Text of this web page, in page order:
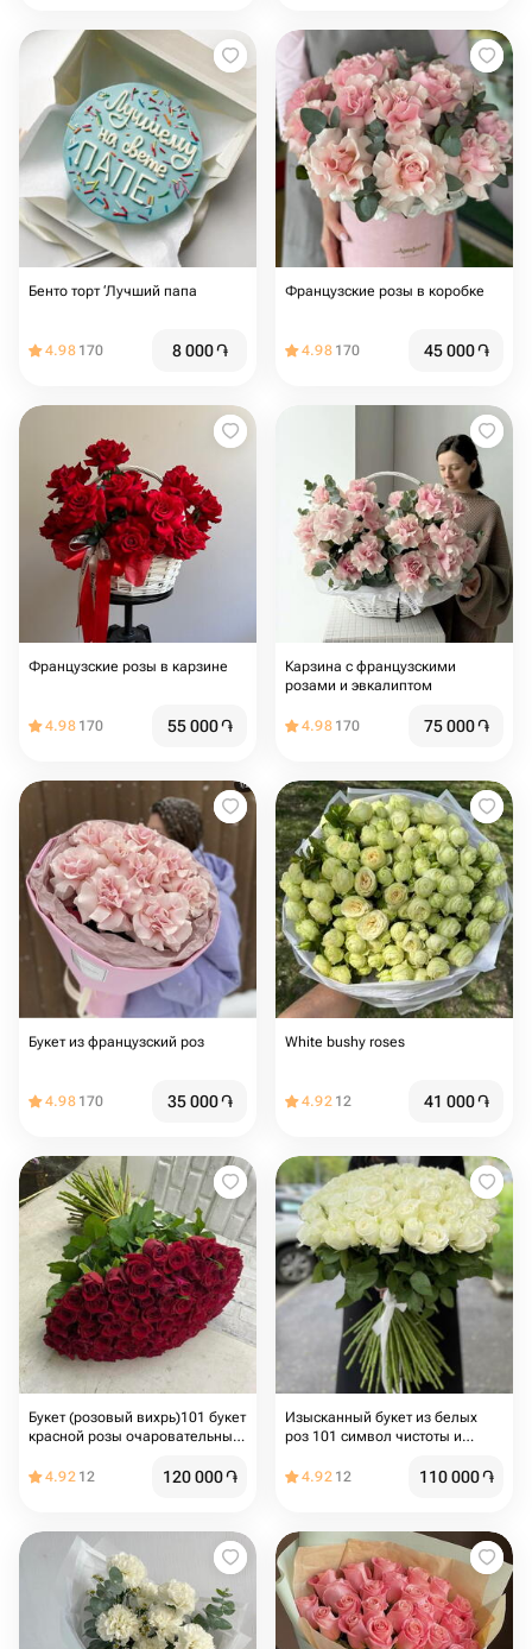
Бенто торт ‘Лучший папа
4.98 170 8 000֏
Французские розы в коробке
4.98 170 45 000֏
Французские розы в карзине
4.98 170 55 000֏
Карзина с французскими
розами и эвкалиптом
4.98 170 75 000֏
Букет из французский роз
4.98 170 35 000֏
White bushy roses
4.92 12 41 000֏
Букет (розовый вихрь)101 букет
красной розы очаровательные
4.92 12 120 000֏
Изысканный букет из белых
роз 101 символ чистоты и
4.92 12 110 000֏